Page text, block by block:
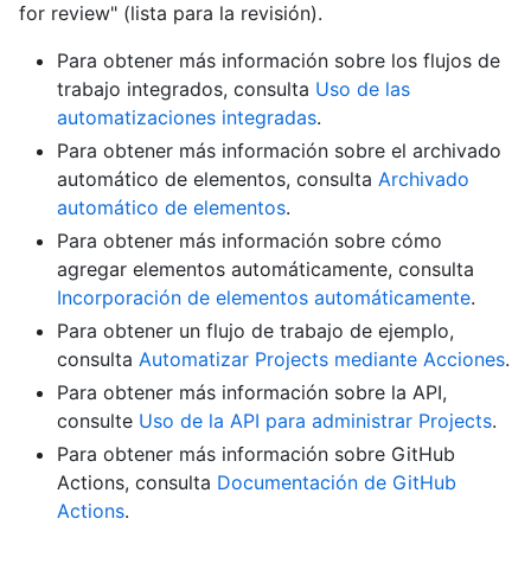
for review" (lista para la revisión).
Para obtener más información sobre los flujos de
trabajo integrados, consulta Uso de las
automatizaciones integradas.
Para obtener más información sobre el archivado
automático de elementos, consulta Archivado
automático de elementos.
Para obtener más información sobre cómo
agregar elementos automáticamente, consulta
Incorporación de elementos automáticamente.
Para obtener un flujo de trabajo de ejemplo,
consulta Automatizar Projects mediante Acciones.
Para obtener más información sobre la API,
consulte Uso de la API para administrar Projects.
Para obtener más información sobre GitHub
Actions, consulta Documentación de GitHub
Actions.